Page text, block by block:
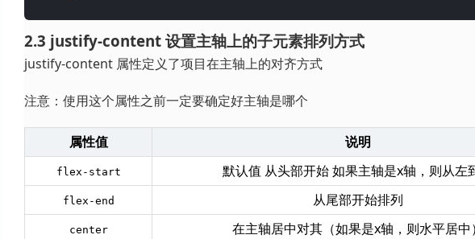
2.3 justify-content 设置主轴上的子元素排列方式
justify-content 属性定义了项目在主轴上的对齐方式
注意：使用这个属性之前一定要确定好主轴是哪个
属性值 说明
flex-start 默认值 从头部开始 如果主轴是x轴，则从左
flex-end 从尾部开始排列
center 在主轴居中对其（如果是x轴，则水平居中